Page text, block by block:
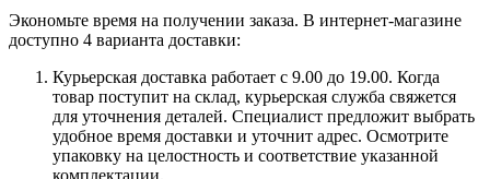
Экономьте время на получении заказа. В интернет-магазине
доступно 4 варианта доставки:
Курьерская доставка работает с 9.00 до 19.00. Когда
товар поступит на склад, курьерская служба свяжется
для уточнения деталей. Специалист предложит выбрать
удобное время доставки и уточнит адрес. Осмотрите
упаковку на целостность и соответствие указанной
комплектации.